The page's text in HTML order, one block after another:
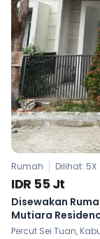
Rumah Dilihat: 5X
IDR 55 Jt
Disewakan
Mutiara
Percut Sei Tuan,